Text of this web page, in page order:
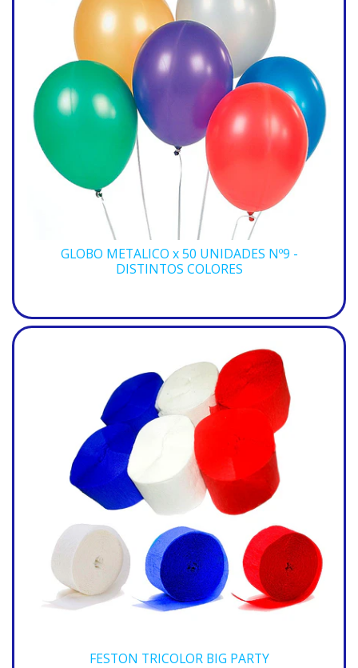
GLOBO METALICO x 50 UNIDADES Nº9 -
DISTINTOS COLORES
FESTON TRICOLOR BIG PARTY